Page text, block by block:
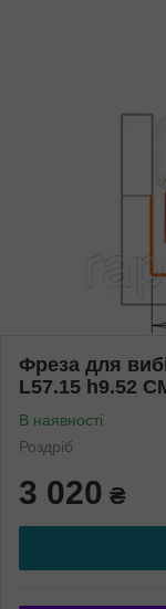
Фреза для
L57.15 h9.52
В наявності
Роздріб
3 020 ₴